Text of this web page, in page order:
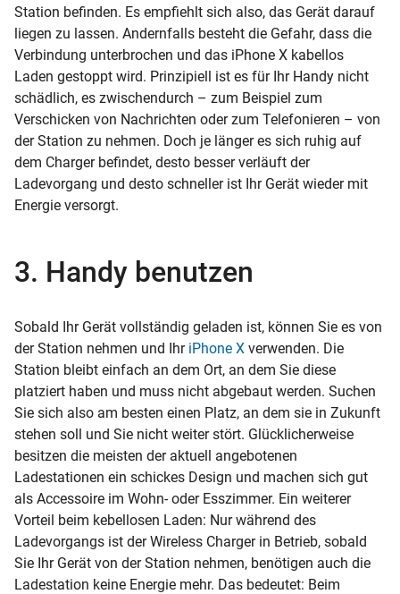
Station befinden. Es empfiehlt sich also, das Gerät darauf
liegen zu lassen. Andernfalls besteht die Gefahr, dass die
Verbindung unterbrochen und das iPhone X kabellos
Laden gestoppt wird. Prinzipiell ist es für Ihr Handy nicht
schädlich, es zwischendurch – zum Beispiel zum
Verschicken von Nachrichten oder zum Telefonieren – von
der Station zu nehmen. Doch je länger es sich ruhig auf
dem Charger befindet, desto besser verläuft der
Ladevorgang und desto schneller ist Ihr Gerät wieder mit
Energie versorgt.
3. Handy benutzen
Sobald Ihr Gerät vollständig geladen ist, können Sie es von
der Station nehmen und Ihr iPhone X verwenden. Die
Station bleibt einfach an dem Ort, an dem Sie diese
platziert haben und muss nicht abgebaut werden. Suchen
Sie sich also am besten einen Platz, an dem sie in Zukunft
stehen soll und Sie nicht weiter stört. Glücklicherweise
besitzen die meisten der aktuell angebotenen
Ladestationen ein schickes Design und machen sich gut
als Accessoire im Wohn- oder Esszimmer. Ein weiterer
Vorteil beim kebellosen Laden: Nur während des
Ladevorgangs ist der Wireless Charger in Betrieb, sobald
Sie Ihr Gerät von der Station nehmen, benötigen auch die
Ladestation keine Energie mehr. Das bedeutet: Beim